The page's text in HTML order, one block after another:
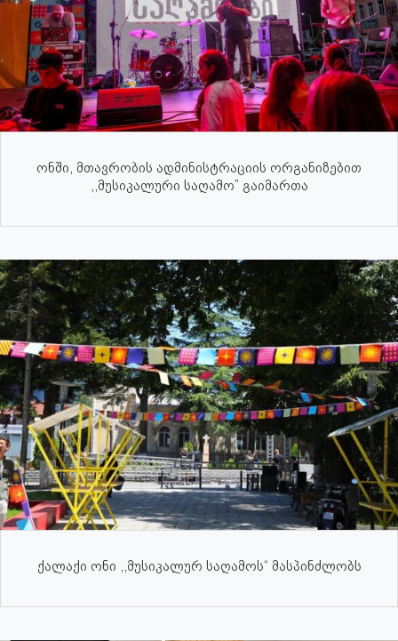
ონში, მთავრობის ადმინისტრაციის ორგანიზებით
,,მუსიკალური საღამო” გაიმართა
ქალაქი ონი ,,მუსიკალურ საღამოს“ მასპინძლობს